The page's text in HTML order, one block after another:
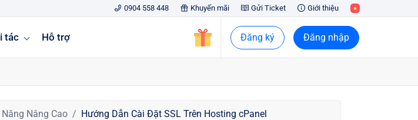
0904 558 448 Khuyến mãi Gửi Ticket Giới thiệu
tác Hỗ trợ Đăng ký Đăng nhập
Nâng Cao Hướng Dẫn Cài Đặt SSL Trên Hosting cPanel